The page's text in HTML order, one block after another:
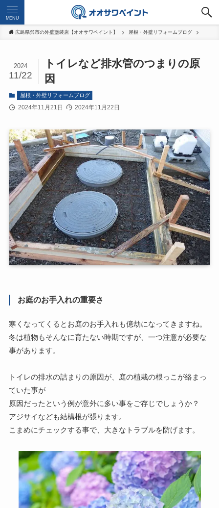
MENU
広島県呉市の外壁塗装店【オオサワペイント】 屋根・外壁リフォームブログ
トイレなど排水管のつまりの原
因
2024
11/22
屋根・外壁リフォームブログ
2024年11月21日 2024年11月22日
お庭のお手入れの重要さ
寒くなってくるとお庭のお手入れも億劫になってきますね。
冬は植物もそんなに育たない時期ですが、一つ注意が必要な
事があります。
トイレの排水の詰まりの原因が、庭の植栽の根っこが絡まっ
ていた事が
原因だったという例が意外に多い事をご存じでしょうか？
アジサイなども結構根が張ります。
こまめにチェックする事で、大きなトラブルを防げます。